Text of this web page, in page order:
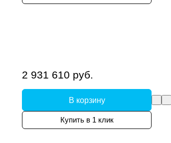
2 931 610 руб.
В корзину
Купить в 1 клик